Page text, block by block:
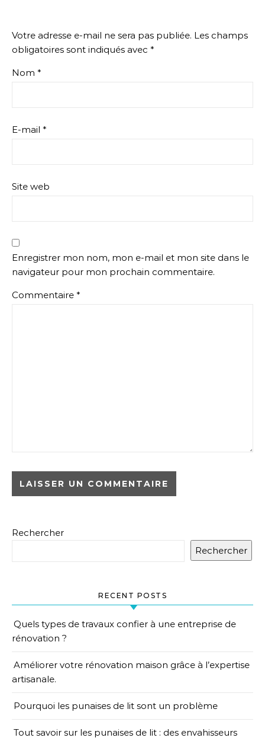
Votre adresse e-mail ne sera pas publiée. Les champs
obligatoires sont indiqués avec *
Nom *
E-mail *
Site web
Enregistrer mon nom, mon e-mail et mon site dans le
navigateur pour mon prochain commentaire.
Commentaire *
Rechercher
Rechercher
RECENT POSTS
Quels types de travaux confier à une entreprise de
rénovation ?
Améliorer votre rénovation maison grâce à l’expertise
artisanale.
Pourquoi les punaises de lit sont un problème
Tout savoir sur les punaises de lit : des envahisseurs